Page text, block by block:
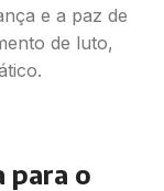
e a paz de
de luto,
para o